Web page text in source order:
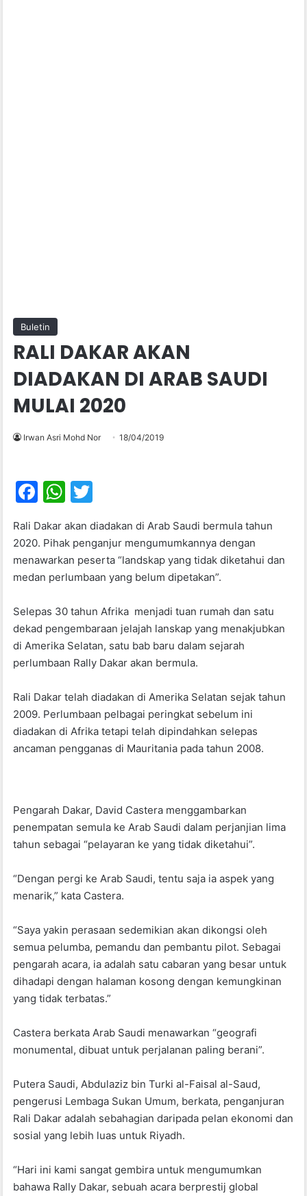
Buletin
RALI DAKAR AKAN
DIADAKAN DI ARAB SAUDI
MULAI 2020
Irwan Asri Mohd Nor 18/04/2019
F
c
e
b
o
k
W
at
s
A
p
p
itt
er
Rali Dakar akan diadakan di Arab Saudi bermula tahun
2020. Pihak penganjur mengumumkannya dengan
menawarkan peserta “landskap yang tidak diketahui dan
medan perlumbaan yang belum dipetakan”.
Selepas 30 tahun Afrika menjadi tuan rumah dan satu
dekad pengembaraan jelajah lanskap yang menakjubkan
di Amerika Selatan, satu bab baru dalam sejarah
perlumbaan Rally Dakar akan bermula.
Rali Dakar telah diadakan di Amerika Selatan sejak tahun
2009. Perlumbaan pelbagai peringkat sebelum ini
diadakan di Afrika tetapi telah dipindahkan selepas
ancaman pengganas di Mauritania pada tahun 2008.
Pengarah Dakar, David Castera menggambarkan
penempatan semula ke Arab Saudi dalam perjanjian lima
tahun sebagai “pelayaran ke yang tidak diketahui”.
“Dengan pergi ke Arab Saudi, tentu saja ia aspek yang
menarik,” kata Castera.
“Saya yakin perasaan sedemikian akan dikongsi oleh
semua pelumba, pemandu dan pembantu pilot. Sebagai
pengarah acara, ia adalah satu cabaran yang besar untuk
dihadapi dengan halaman kosong dengan kemungkinan
yang tidak terbatas.”
Castera berkata Arab Saudi menawarkan “geografi
monumental, dibuat untuk perjalanan paling berani”.
Putera Saudi, Abdulaziz bin Turki al-Faisal al-Saud,
pengerusi Lembaga Sukan Umum, berkata, penganjuran
Rali Dakar adalah sebahagian daripada pelan ekonomi dan
sosial yang lebih luas untuk Riyadh.
“Hari ini kami sangat gembira untuk mengumumkan
bahawa Rally Dakar, sebuah acara berprestij global